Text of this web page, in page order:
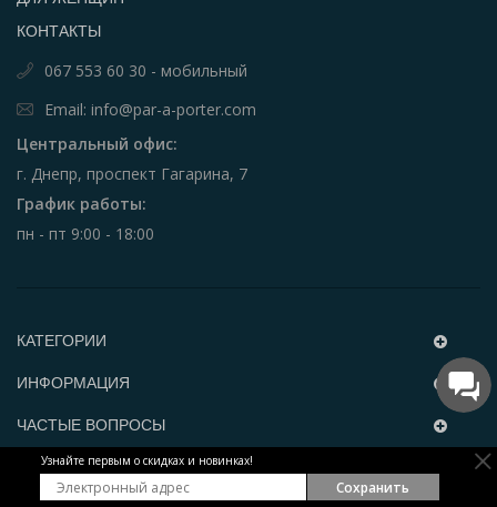
Узнайте первым о скидках и новинках!
Сохранить
КОНТАКТЫ
067 553 60 30 - мобильный
Email: info@par-a-porter.com
Центральный офис:
г. Днепр, проспект Гагарина, 7
График работы:
пн - пт 9:00 - 18:00
КАТЕГОРИИ
ИНФОРМАЦИЯ
ЧАСТЫЕ ВОПРОСЫ
РАССЫЛКА